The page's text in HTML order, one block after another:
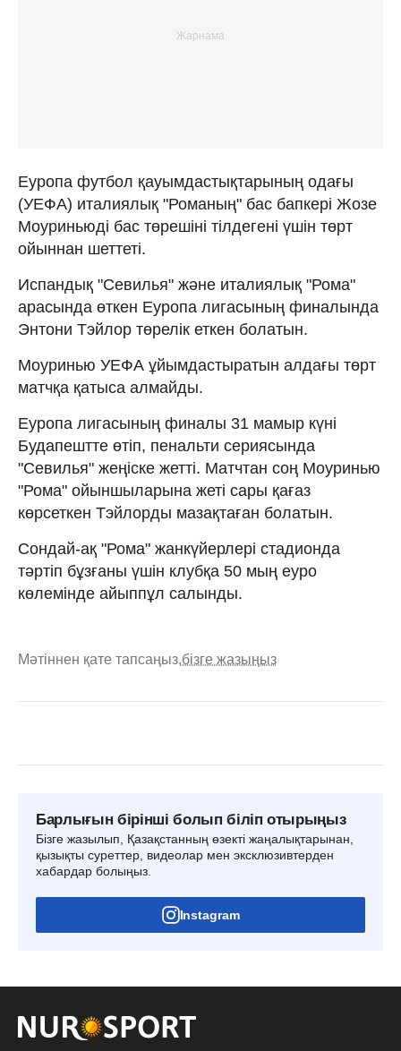
Еуропа футбол қауымдастықтарының одағы
(УЕФА) италиялық "Романың" бас бапкері Жозе
Моуриньюді бас төрешіні тілдегені үшін төрт
ойыннан шеттеті.
Испандық "Севилья" және италиялық "Рома"
арасында өткен Еуропа лигасының финалында
Энтони Тэйлор төрелік еткен болатын.
Моуринью УЕФА ұйымдастыратын алдағы төрт
матчқа қатыса алмайды.
Еуропа лигасының финалы 31 мамыр күні
Будапештте өтіп, пенальти сериясында
"Севилья" жеңіске жетті. Матчтан соң Моуринью
"Рома" ойыншыларына жеті сары қағаз
көрсеткен Тэйлорды мазақтаған болатын.
Сондай-ақ "Рома" жанкүйерлері стадионда
тәртіп бұзғаны үшін клубқа 50 мың еуро
көлемінде айыппұл салынды.
Мәтіннен қате тапсаңыз,бізге жазыңыз
Барлығын бірінші болып біліп отырыңыз
Бізге жазылып, Қазақстанның өзекті жаңалықтарынан,
қызықты суреттер, видеолар мен эксклюзивтерден
хабардар болыңыз.
Instagram